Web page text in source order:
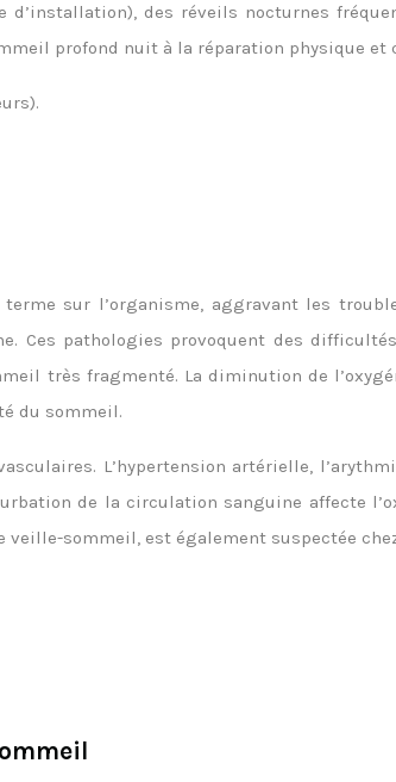
des réveils nocturnes
profond nuit à la réparation physique et
sur l’organisme, aggravant les
Ces pathologies provoquent des
très fragmenté. La diminution de
du sommeil.
L’hypertension artérielle,
de la circulation sanguine affecte
sommeil, est également suspectée